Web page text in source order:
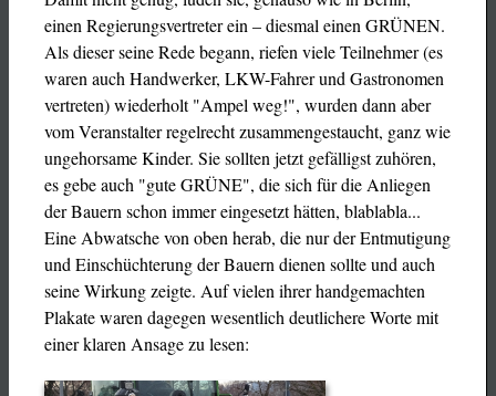
einen Regierungsvertreter ein – diesmal einen GRÜNEN.
Als dieser seine Rede begann, riefen viele Teilnehmer (es
waren auch Handwerker, LKW-Fahrer und Gastronomen
vertreten) wiederholt "Ampel weg!", wurden dann aber
vom Veranstalter regelrecht zusammengestaucht, ganz wie
ungehorsame Kinder. Sie sollten jetzt gefälligst zuhören,
es gebe auch "gute GRÜNE", die sich für die Anliegen
der Bauern schon immer eingesetzt hätten, blablabla...
Eine Abwatsche von oben herab, die nur der Entmutigung
und Einschüchterung der Bauern dienen sollte und auch
seine Wirkung zeigte. Auf vielen ihrer handgemachten
Plakate waren dagegen wesentlich deutlichere Worte mit
einer klaren Ansage zu lesen: